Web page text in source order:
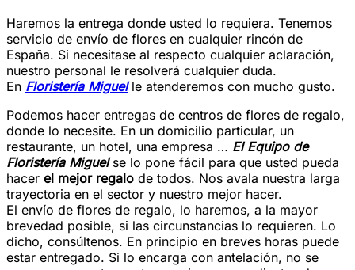
Haremos la entrega donde usted lo requiera. Tenemos
servicio de envío de flores en cualquier rincón de
España. Si necesitase al respecto cualquier aclaración,
nuestro personal le resolverá cualquier duda.
En Floristería Miguelle atenderemos con mucho gusto.
Podemos hacer entregas de centros de flores de regalo,
donde lo necesite. En un domicilio particular, un
restaurante, un hotel, una empresa … El Equipo de
Floristería Miguel se lo pone fácil para que usted pueda
hacer el mejor regalo de todos. Nos avala nuestra larga
trayectoria en el sector y nuestro mejor hacer.
El envío de flores de regalo, lo haremos, a la mayor
brevedad posible, si las circunstancias lo requieren. Lo
dicho, consúltenos. En principio en breves horas puede
estar entregado. Si lo encarga con antelación, no se